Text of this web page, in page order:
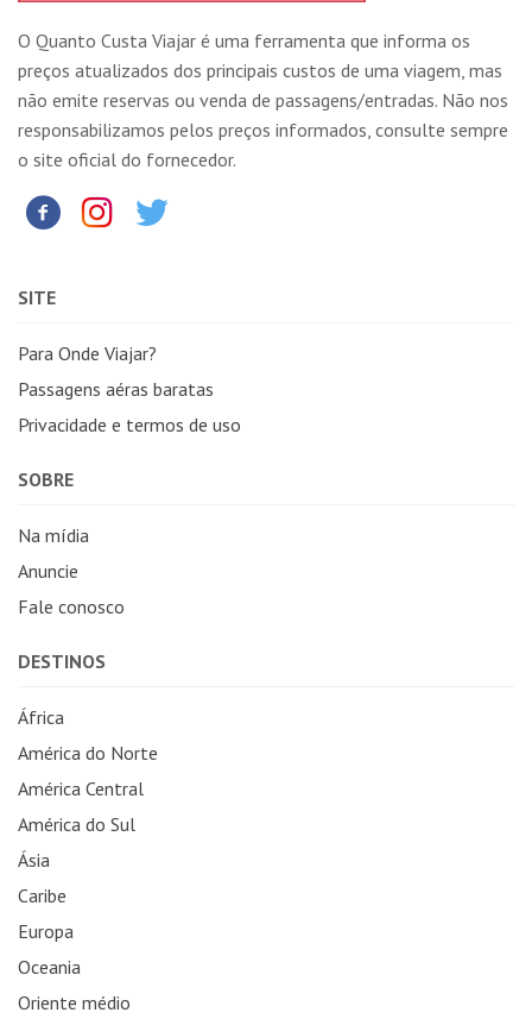
O Quanto Custa Viajar é uma ferramenta que informa os
preços atualizados dos principais custos de uma viagem, mas
não emite reservas ou venda de passagens/entradas. Não nos
responsabilizamos pelos preços informados, consulte sempre
o site oficial do fornecedor.
SITE
Para Onde Viajar?
Passagens aéras baratas
Privacidade e termos de uso
SOBRE
Na mídia
Anuncie
Fale conosco
DESTINOS
África
América do Norte
América Central
América do Sul
Ásia
Caribe
Europa
Oceania
Oriente médio